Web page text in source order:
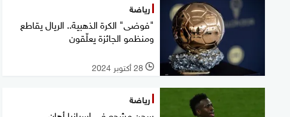
رياضة
"فوضى" الكرة الذهبية.. الريال يقاطع
ومنظمو الجائزة يعلّقون
l 28 أكتوبر 2024
رياضة